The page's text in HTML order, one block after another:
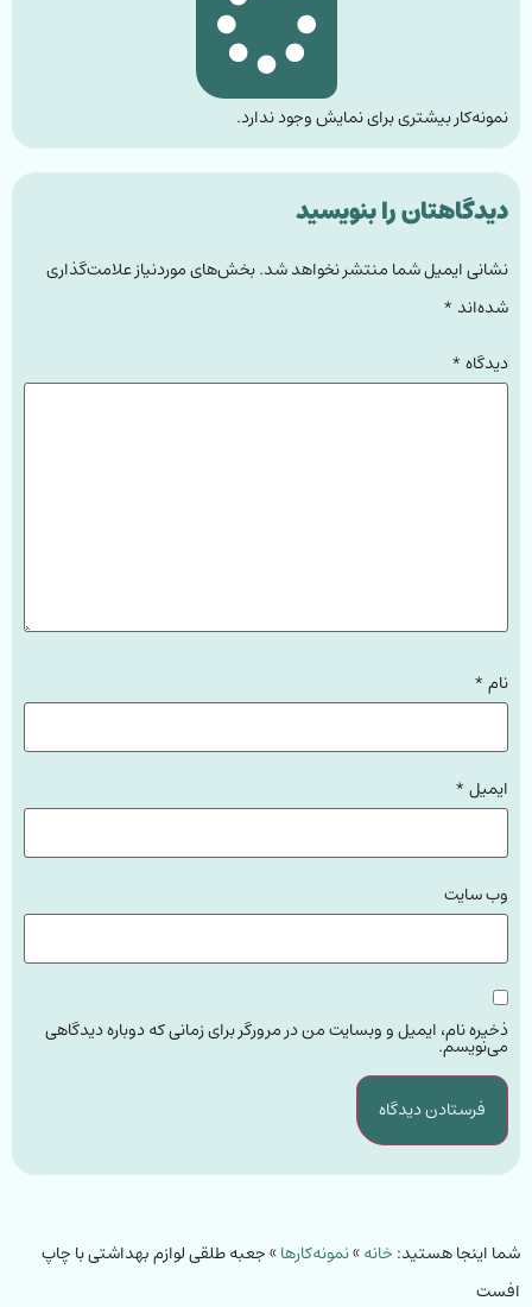
نمونه‌کار بیشتری برای نمایش وجود ندارد.
دیدگاهتان را بنویسید
نشانی ایمیل شما منتشر نخواهد شد.بخش‌های موردنیاز علامت‌گذاری
شده‌اند *
دیدگاه*
نام*
ایمیل*
وب‌ سایت
ذخیره نام، ایمیل و وبسایت من در مرورگر برای زمانی که دوباره دیدگاهی
می‌نویسم.
شما اینجا هستید: خانه»نمونه‌کارها»جعبه طلقی لوازم بهداشتی با چاپ
افست